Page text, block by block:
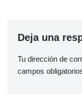
Deja una
Tu dirección de
campos